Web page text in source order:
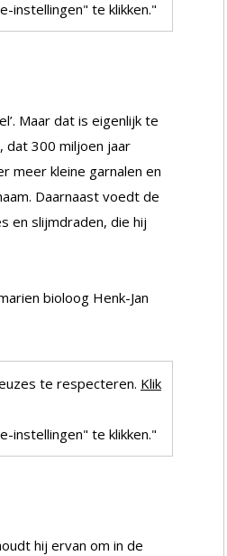
instellingen" te klikken."
Maar dat is eigenlijk te
300 miljoen jaar
meer kleine garnalen en
Daarnaast voedt de
en slijmdraden, die hij
bioloog Henk-Jan
te respecteren. Klik
instellingen" te klikken."
hij ervan om in de